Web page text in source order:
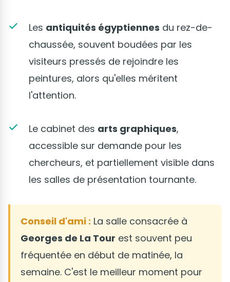
Les antiquités égyptiennes du rez-de-
chaussée, souvent boudées par les
visiteurs pressés de rejoindre les
peintures, alors qu'elles méritent
l'attention.
Le cabinet des arts graphiques,
accessible sur demande pour les
chercheurs, et partiellement visible dans
les salles de présentation tournante.
Conseil d'ami : La salle consacrée à
Georges de La Tour est souvent peu
fréquentée en début de matinée, la
semaine. C'est le meilleur moment pour